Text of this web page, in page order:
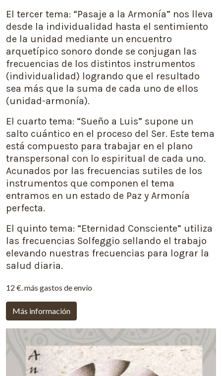
El tercer tema: “Pasaje a la Armonía” nos lleva
desde la individualidad hasta el sentimiento
de la unidad mediante un encuentro
arquetípico sonoro donde se conjugan las
frecuencias de los distintos instrumentos
(individualidad) logrando que el resultado
sea más que la suma de cada uno de ellos
(unidad-armonía).
El cuarto tema: “Sueño a Luis” supone un
salto cuántico en el proceso del Ser. Este tema
está compuesto para trabajar en el plano
transpersonal con lo espiritual de cada uno.
Acunados por las frecuencias sutiles de los
instrumentos que componen el tema
entramos en un estado de Paz y Armonía
perfecta.
El quinto tema: “Eternidad Consciente” utiliza
las frecuencias Solfeggio sellando el trabajo
elevando nuestras frecuencias para lograr la
salud diaria.
12 €. más gastos de envío
Más información